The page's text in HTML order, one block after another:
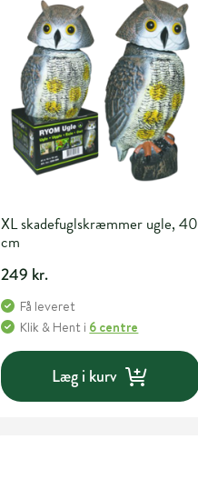
XL skadefuglskræmmer ugle, 40
cm
249 kr.
Få leveret
Klik & Hent i 6 centre
Læg i kurv